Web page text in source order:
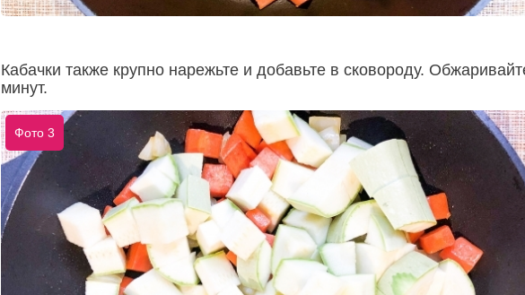
Кабачки также крупно нарежьте и добавьте в сковороду.
минут.
Фото 3